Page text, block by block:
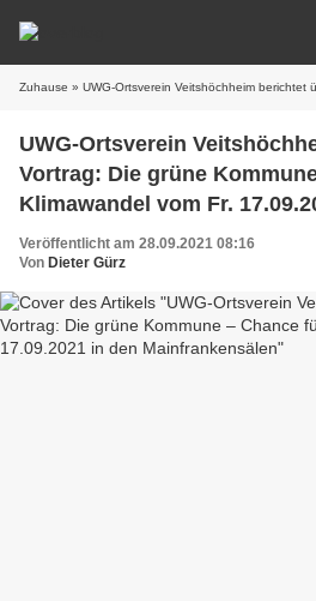
Zuhause » UWG-Ortsverein Veitshöchheim berichtet über Vortrag: Die grüne Kommune –
UWG-Ortsverein
Vortrag: Die grüne
Klimawandel vom Fr.
Mainfrankensälen
Veröffentlicht am 28.09.2021 08:16
Von Dieter Gürz